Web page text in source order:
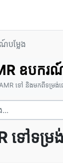
បម្លែង
ឧបករណ៍
ទៅ និងមកពីទម្រង់ផ្ស
ទៅទម្រ